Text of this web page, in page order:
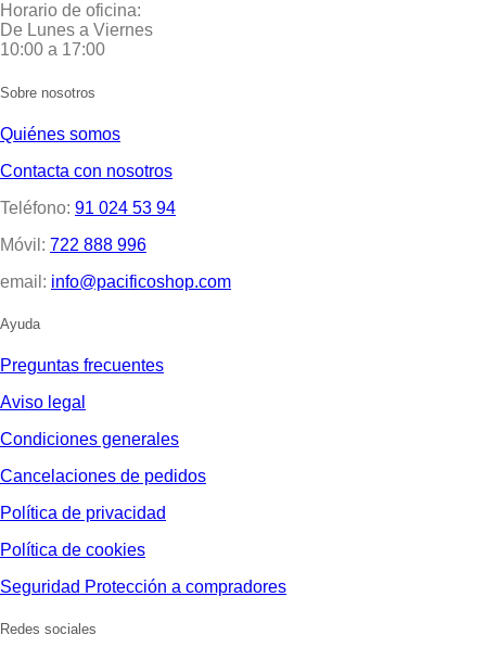
Horario de oficina:
De Lunes a Viernes
10:00 a 17:00
Sobre nosotros
Quiénes somos
Contacta con nosotros
Teléfono: 91 024 53 94
Móvil: 722 888 996
email: info@pacificoshop.com
Ayuda
Preguntas frecuentes
Aviso legal
Condiciones generales
Cancelaciones de pedidos
Política de privacidad
Política de cookies
Seguridad Protección a compradores
Redes sociales